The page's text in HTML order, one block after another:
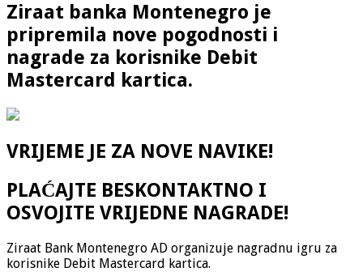
Ziraat banka Montenegro je
pripremila nove pogodnosti i
nagrade za korisnike Debit
Mastercard kartica.
VRIJEME JE ZA NOVE NAVIKE!
PLAĆAJTE BESKONTAKTNO I
OSVOJITE VRIJEDNE NAGRADE!
Ziraat Bank Montenegro AD organizuje nagradnu igru za
korisnike Debit Mastercard kartica.